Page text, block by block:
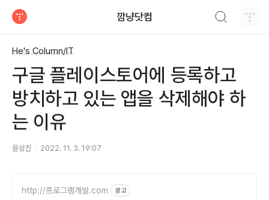
깜냥닷컴
He's Column/IT
구글 플레이스토어에 등록하고
방치하고 있는 앱을 삭제해야 하
는 이유
윤상진 2022. 11. 3. 19:07
http://프로그램개발.com 광고